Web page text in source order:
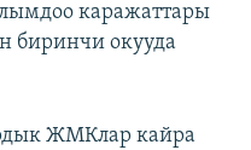
каражаттары
биринчи окууда
ЖМКлар кайра